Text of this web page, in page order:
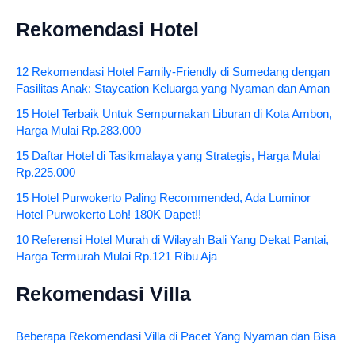
Rekomendasi Hotel
12 Rekomendasi Hotel Family-Friendly di Sumedang dengan
Fasilitas Anak: Staycation Keluarga yang Nyaman dan Aman
15 Hotel Terbaik Untuk Sempurnakan Liburan di Kota Ambon,
Harga Mulai Rp.283.000
15 Daftar Hotel di Tasikmalaya yang Strategis, Harga Mulai
Rp.225.000
15 Hotel Purwokerto Paling Recommended, Ada Luminor
Hotel Purwokerto Loh! 180K Dapet!!
10 Referensi Hotel Murah di Wilayah Bali Yang Dekat Pantai,
Harga Termurah Mulai Rp.121 Ribu Aja
Rekomendasi Villa
Beberapa Rekomendasi Villa di Pacet Yang Nyaman dan Bisa